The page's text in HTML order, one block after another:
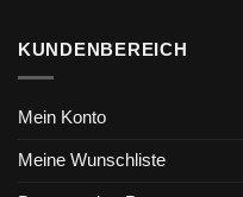
KUNDENBEREICH
Mein Konto
Meine Wunschliste